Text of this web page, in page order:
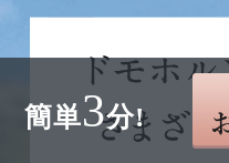
簡単3分!